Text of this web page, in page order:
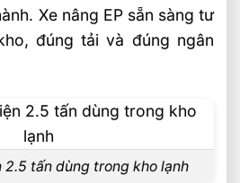
Xe nâng EP sẵn sàng tư
đúng tải và đúng ngân
2.5 tấn dùng trong kho lạnh